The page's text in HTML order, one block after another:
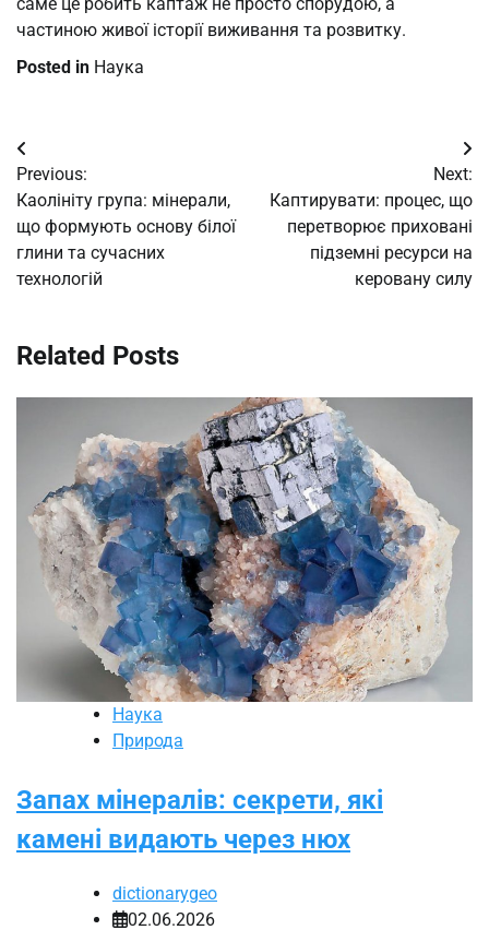
саме це робить каптаж не просто спорудою, а
частиною живої історії виживання та розвитку.
Posted in Наука
Post
navigation
Previous:
Каолініту група: мінерали,
що формують основу білої
глини та сучасних
технологій
Next:
Каптирувати: процес, що
перетворює приховані
підземні ресурси на
керовану силу
Related Posts
Наука
Природа
Запах мінералів: секрети, які
камені видають через нюх
dictionarygeo
02.06.2026